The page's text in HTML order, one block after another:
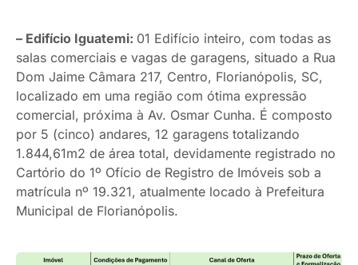
– Edifício Iguatemi: 01 Edifício inteiro, com todas as
salas comerciais e vagas de garagens, situado a Rua
Dom Jaime Câmara 217, Centro, Florianópolis, SC,
localizado em uma região com ótima expressão
comercial, próxima à Av. Osmar Cunha. É composto
por 5 (cinco) andares, 12 garagens totalizando
1.844,61m2 de área total, devidamente registrado no
Cartório do 1º Ofício de Registro de Imóveis sob a
matrícula nº 19.321, atualmente locado à Prefeitura
Municipal de Florianópolis.